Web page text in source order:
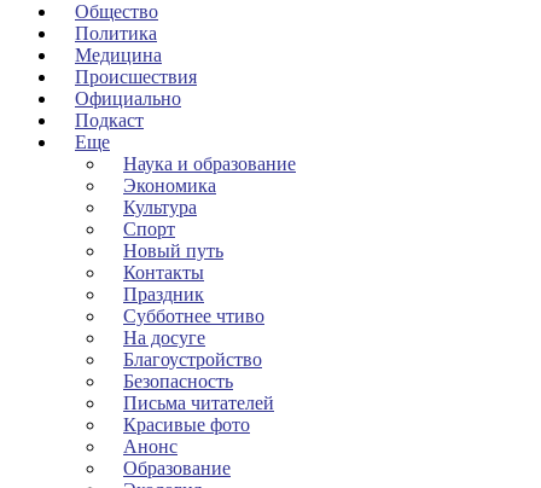
Общество
Политика
Медицина
Происшествия
Официально
Подкаст
Еще
Наука и образование
Экономика
Культура
Спорт
Новый путь
Контакты
Праздник
Субботнее чтиво
На досуге
Благоустройство
Безопасность
Письма читателей
Красивые фото
Анонс
Образование